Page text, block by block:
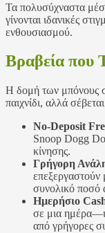
Τα πολυσύχναστα
γίνονται ιδανικές
ενθουσιασμού.
Βραβεία που
Η δομή των μπόνους
παιχνίδι, αλλά
No‑Deposit
Snoop Dogg
κίνησης.
Γρήγορη
επεξεργαστούν
συνολικό ποσό
Ημερήσιο
σε μια
από γρήγορες